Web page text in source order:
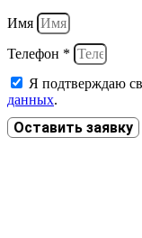
Имя
Телефон *
Я подтверждаю
данных.
Оставить заявку